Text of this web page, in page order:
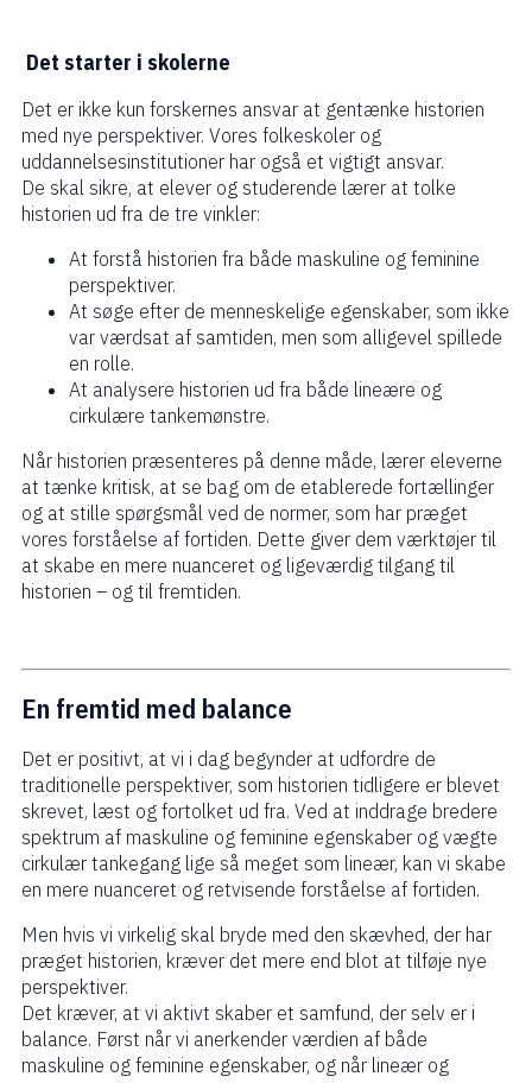
Det starter i skolerne
Det er ikke kun forskernes ansvar at gentænke historien
med nye perspektiver. Vores folkeskoler og
uddannelsesinstitutioner har også et vigtigt ansvar.
De skal sikre, at elever og studerende lærer at tolke
historien ud fra de tre vinkler:
At forstå historien fra både maskuline og feminine
perspektiver.
At søge efter de menneskelige egenskaber, som ikke
var værdsat af samtiden, men som alligevel spillede
en rolle.
At analysere historien ud fra både lineære og
cirkulære tankemønstre.
Når historien præsenteres på denne måde, lærer eleverne
at tænke kritisk, at se bag om de etablerede fortællinger
og at stille spørgsmål ved de normer, som har præget
vores forståelse af fortiden. Dette giver dem værktøjer til
at skabe en mere nuanceret og ligeværdig tilgang til
historien – og til fremtiden.
En fremtid med balance
Det er positivt, at vi i dag begynder at udfordre de
traditionelle perspektiver, som historien tidligere er blevet
skrevet, læst og fortolket ud fra. Ved at inddrage bredere
spektrum af maskuline og feminine egenskaber og vægte
cirkulær tankegang lige så meget som lineær, kan vi skabe
en mere nuanceret og retvisende forståelse af fortiden.
Men hvis vi virkelig skal bryde med den skævhed, der har
præget historien, kræver det mere end blot at tilføje nye
perspektiver.
Det kræver, at vi aktivt skaber et samfund, der selv er i
balance. Først når vi anerkender værdien af både
maskuline og feminine egenskaber, og når lineær og